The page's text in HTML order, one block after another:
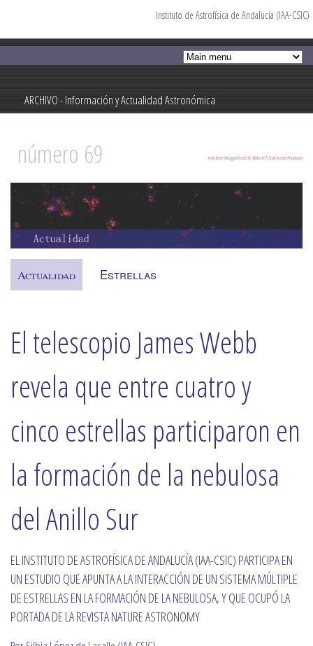
contenido
ARCHIVO - Información y Actualidad Astronómica
Información y Actualidad Astronómica
Instituto de Astrofísica de Andalucía (IAA-CSIC)
revista de divulgación del Instituto de Astrofísica de Andalucía
número 69
Actualidad Estrellas
El telescopio James Webb
revela que entre cuatro y
cinco estrellas participaron en
la formación de la nebulosa
del Anillo Sur
EL INSTITUTO DE ASTROFÍSICA DE ANDALUCÍA (IAA-CSIC) PARTICIPA EN
UN ESTUDIO QUE APUNTA A LA INTERACCIÓN DE UN SISTEMA MÚLTIPLE
DE ESTRELLAS EN LA FORMACIÓN DE LA NEBULOSA, Y QUE OCUPÓ LA
PORTADA DE LA REVISTA NATURE ASTRONOMY